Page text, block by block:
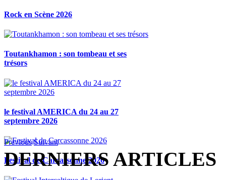
Rock en Scène 2026
Toutankhamon : son tombeau et ses
trésors
le festival AMERICA du 24 au 27
septembre 2026
Festival de Carcassonne 2026
Previous Suivant
DERNIERS ARTICLES